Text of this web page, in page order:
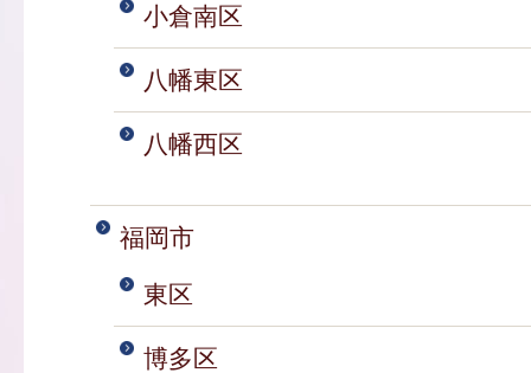
小倉南区
八幡東区
八幡西区
福岡市
東区
博多区